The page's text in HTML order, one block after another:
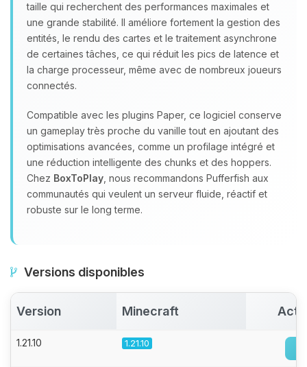
taille qui recherchent des performances maximales et
une grande stabilité. Il améliore fortement la gestion des
entités, le rendu des cartes et le traitement asynchrone
de certaines tâches, ce qui réduit les pics de latence et
la charge processeur, même avec de nombreux joueurs
connectés.
Compatible avec les plugins Paper, ce logiciel conserve
un gameplay très proche du vanille tout en ajoutant des
optimisations avancées, comme un profilage intégré et
une réduction intelligente des chunks et des hoppers.
Chez BoxToPlay , nous recommandons Pufferfish aux
communautés qui veulent un serveur fluide, réactif et
robuste sur le long terme.
Versions disponibles
Version Minecraft
1.21.10 1.21.10
tu as besoin et je vais remuer mes
petits circuits pour t’aider.
07/08/2026 à 18:45